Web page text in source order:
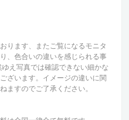
ります、またご覧になるモニタ
、色合いの違いを感じられる事
え写真では確認できない細かな
ざいます。イメージの違いに関
ますのでご了承ください。